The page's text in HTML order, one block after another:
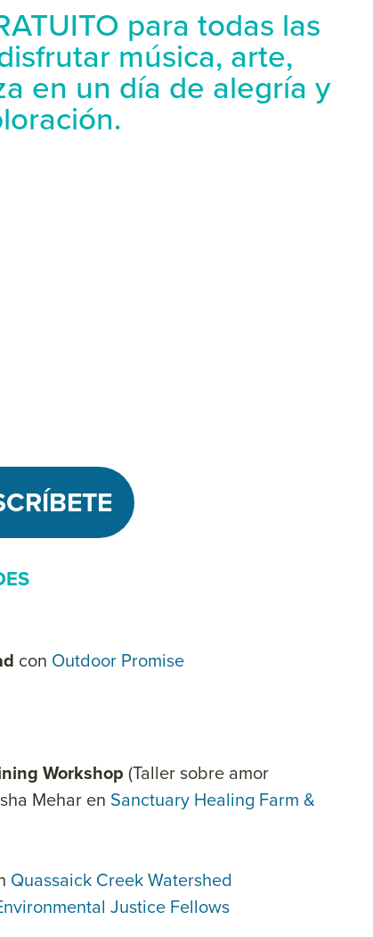
para todas las
música, arte,
en un día de alegría y
con Outdoor Promise
Workshop (Taller sobre amor
Mehar en Sanctuary Healing Farm &
Quassaick Creek Watershed
Justice Fellows